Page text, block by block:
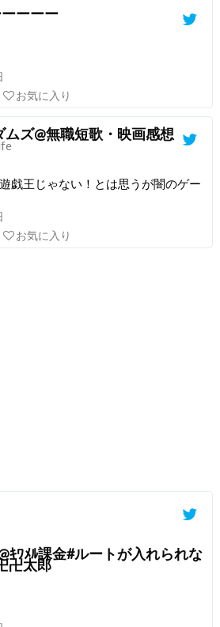
ーーーー
お気に入り
ムズ@無職短歌・映画感想
戯王じゃない！とは思うが闇のゲー
お気に入り
ｷﾜﾒﾙ課金#ルートが入れられな
卍太郎